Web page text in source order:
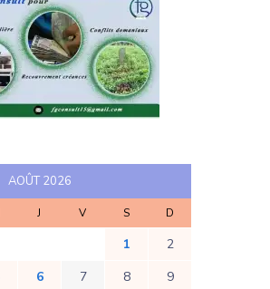
AOÛT 2026
J V S D
1
2
6 7 8
9